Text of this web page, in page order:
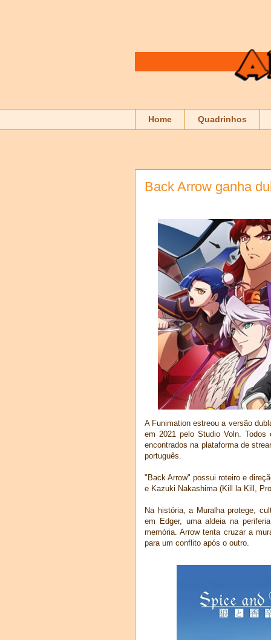
Home Quadrinhos
Back Arrow ganha
A Funimation estreou a versão
em 2021 pelo Studio Voln.
encontrados na plataforma de
português.
"Back Arrow" possui roteiro e
e Kazuki Nakashima (Kill la Kill,
Na história, a Muralha protege,
em Edger, uma aldeia na
memória. Arrow tenta cruzar a
para um conflito após o outro.